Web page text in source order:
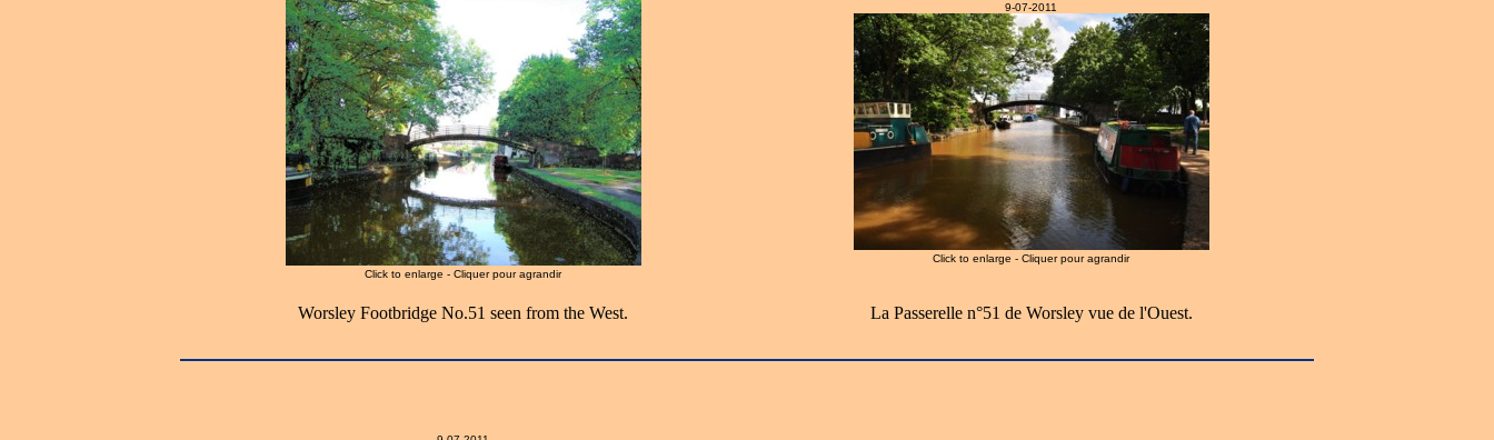
Click to enlarge - Cliquer pour agrandir
9-07-2011
Click to enlarge - Cliquer pour agrandir
Worsley Footbridge No.51 seen from the West. La Passerelle n°51 de Worsley vue de l'Ouest.